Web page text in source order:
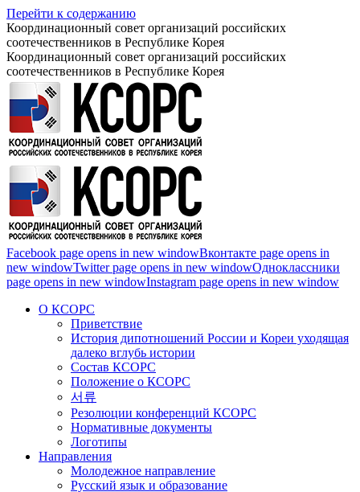
Перейти к содержанию
Координационный совет организаций российских
соотечественников в Республике Корея
Координационный совет организаций российских
соотечественников в Республике Корея
Facebook page opens in new windowВконтакте page opens in
new windowTwitter page opens in new windowОдноклассники
page opens in new windowInstagram page opens in new window
О КСОРС
Приветствие
История дипотношений России и Кореи уходящая
далеко вглубь истории
Состав КСОРС
Положение о КСОРС
서류
Резолюции конференций КСОРС
Нормативные документы
Логотипы
Направления
Молодежное направление
Русский язык и образование